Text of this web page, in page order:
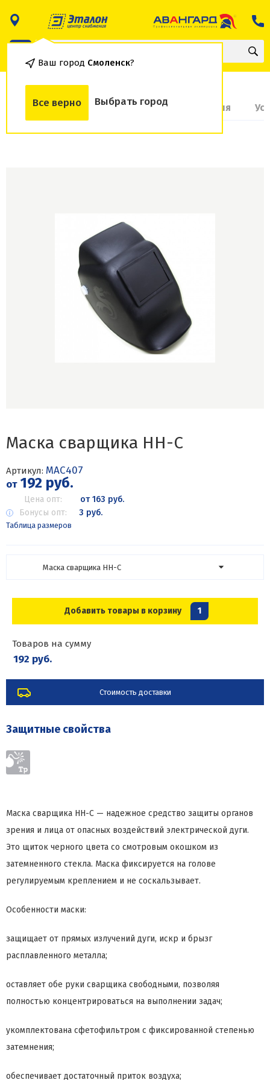
Ваш город Смоленск?
Все верно Выбрать город
О товаре Доставка и оплата Гарантия
Маска сварщика НН-С
Артикул: МАС407
от192 руб.
Цена опт:
от 163 руб.
Бонусы опт:
3 руб.
Таблица размеров
Маска сварщика НН-С
Добавить товары в корзину 1
Товаров на сумму
192 руб.
Стоимость доставки
Защитные свойства
Маска сварщика НН-С — надежное средство защиты органов
зрения и лица от опасных воздействий электрической дуги.
Это щиток черного цвета со смотровым окошком из
затемненного стекла. Маска фиксируется на голове
регулируемым креплением и не соскальзывает.
Особенности маски:
защищает от прямых излучений дуги, искр и брызг
расплавленного металла;
оставляет обе руки сварщика свободными, позволяя
полностью концентрироваться на выполнении задач;
укомплектована сфетофильтром с фиксированной степенью
затемнения;
обеспечивает достаточный приток воздуха;